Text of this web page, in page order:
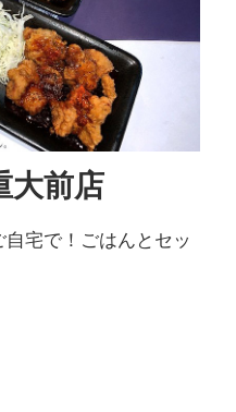
大前店
宅で！ごはんとセッ